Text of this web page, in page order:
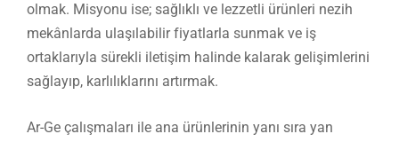
olmak. Misyonu ise; sağlıklı ve lezzetli ürünleri nezih
mekânlarda ulaşılabilir fiyatlarla sunmak ve iş
ortaklarıyla sürekli iletişim halinde kalarak gelişimlerini
sağlayıp, karlılıklarını artırmak.
Ar-Ge çalışmaları ile ana ürünlerinin yanı sıra yan